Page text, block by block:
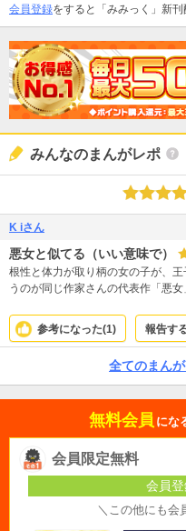
会員登録をすると「みみっく」新刊
みんなのまんがレポ
K iさん
悪女と似てる（いい意味で）
根性と体力が取り柄の女の子が、
うのが同じ作家さんの代表作「悪
ど、こちらの方が主人公が特殊能
ね。ミステリー的要素も？ 半分ぐらいまで読みましたが、主人公は誰と幸せに
なるのかな？（とてもいい子なの
参考になった(1) 報告す
全てのまん
無料会員 にな
会員限定無料
会員
＼この他にも会